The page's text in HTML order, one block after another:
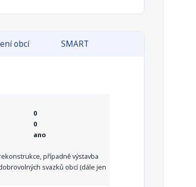
obcí SMART
0
0
ano
případně výstavba
svazků obcí (dále jen